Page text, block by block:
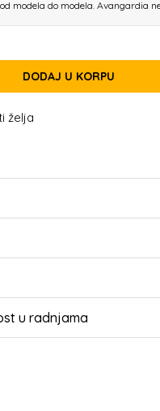
modela do modela. Avangardia
DODAJ U KORPU
želja
u radnjama